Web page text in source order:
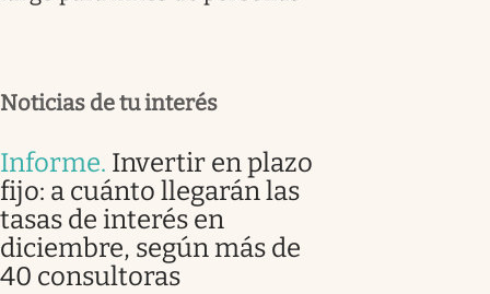
Noticias de tu interés
Informe. Invertir en plazo
fijo: a cuánto llegarán las
tasas de interés en
diciembre, según más de
40 consultoras